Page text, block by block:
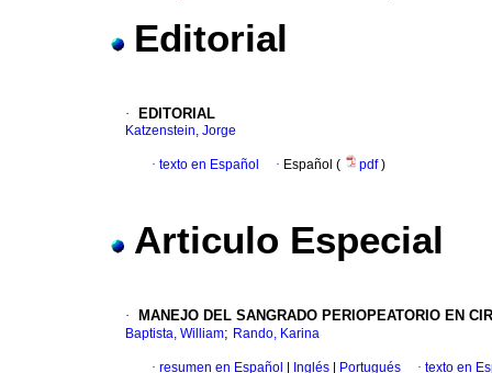
Editorial
· EDITORIAL
Katzenstein, Jorge
· texto en Español · Español ( pdf)
Articulo Especial
· MANEJO DEL SANGRADO PERIOPEATORIO EN
Baptista, William; Rando, Karina
· resumen en Español Inglés Portugués · texto en